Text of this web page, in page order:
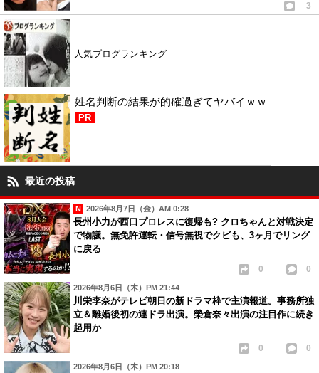
3
人気ブログランキング
姓名判断の結果が的確過ぎてヤバイｗｗ
PR
最近の投稿
2026年8月7日（金）AM 0:28
長州小力が西口プロレスに復帰も? クロちゃんと対戦決定
で物議。無免許運転・信号無視でクビも、3ヶ月でリング
に戻る
0 0
2026年8月6日（木）PM 21:44
川栄李奈がテレビ朝日の新ドラマ枠で主演報道。事務所独
立＆離婚後初の連ドラ出演。榮倉奈々出演の注目作に続き
起用か
0 0
2026年8月6日（木）PM 20:18